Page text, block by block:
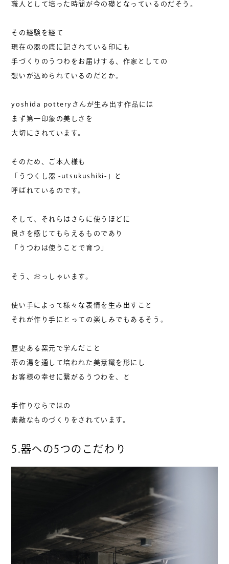
職人として培った時間が今の礎となっているのだそう。
その経験を経て
現在の器の底に記されている印にも
手づくりのうつわをお届けする、作家としての
想いが込められているのだとか。
yoshida potteryさんが生み出す作品には
まず第一印象の美しさを
大切にされています。
そのため、ご本人様も
「うつくし器 -utsukushiki-」と
呼ばれているのです。
そして、それらはさらに使うほどに
良さを感じてもらえるものであり
「うつわは使うことで育つ」
そう、おっしゃいます。
​使い手によって様々な表情を生み出すこと
それが作り手にとっての楽しみでもあるそう。
歴史ある窯元で学んだこと
茶の湯を通して培われた美意識を形にし
お客様の幸せに繋がるうつわを、と
手作りならではの
素敵なものづくりをされています。
5.器への5つのこだわり